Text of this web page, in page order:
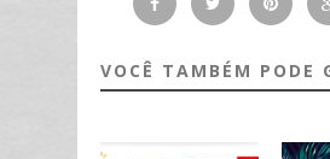
VOCÊ TAMBÉM PODE